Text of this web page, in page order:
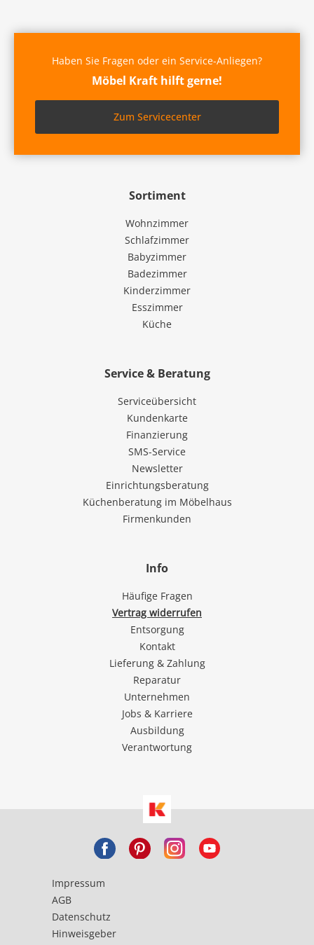
Sortiment
Wohnzimmer
Schlafzimmer
Babyzimmer
Badezimmer
Kinderzimmer
Esszimmer
Küche
Service & Beratung
Serviceübersicht
Kundenkarte
Finanzierung
SMS-Service
Newsletter
Einrichtungsberatung
Küchenberatung im Möbelhaus
Firmenkunden
Info
Häufige Fragen
Vertrag widerrufen
Entsorgung
Kontakt
Lieferung & Zahlung
Reparatur
Unternehmen
Jobs & Karriere
Ausbildung
Verantwortung
Haben Sie Fragen oder ein Service-Anliegen?
Möbel Kraft hilft gerne!
Zum Servicecenter
Impressum
AGB
Datenschutz
Hinweisgeber